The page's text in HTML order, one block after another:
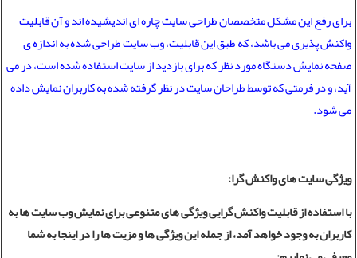
برای رفع این مشکل متخصصانطراحی سایتچاره ای اندیشیده اند و آن قابلیت
واکنش پذیری می باشد، که طبق این قابلیت، وب سایت طراحی شده به اندازه ی
صفحه نمایش دستگاه مورد نظر که برای بازدید از سایت استفاده شده است، در می
آید، و در فرمتی که توسط طراحان سایت در نظر گرفته شده به کاربران نمایش داده
می شود.
ویژگی سایت های واکنش گرا:
با استفاده از قابلیت واکنش گرایی ویژگی های متنوعی برای نمایش وب سایت ها به
کاربران به وجود خواهد آمد، از جمله این ویژگی ها و مزیت ها را در اینجا به شما